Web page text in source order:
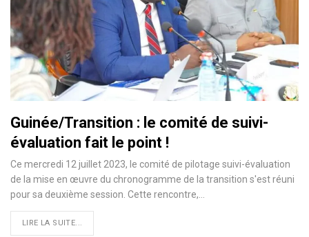
Guinée/Transition : le comité de suivi-
évaluation fait le point !
Ce mercredi 12 juillet 2023, le comité de pilotage suivi-évaluation
de la mise en œuvre du chronogramme de la transition s'est réuni
pour sa deuxième session. Cette rencontre,…
LIRE LA SUITE...